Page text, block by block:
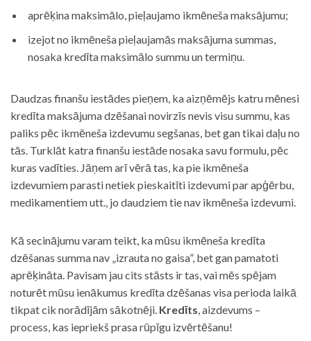
aprēķina maksimālo, pieļaujamo ikmēneša maksājumu;
izejot no ikmēneša pieļaujamās maksājuma summas,
nosaka kredīta maksimālo summu un termiņu.
Daudzas finanšu iestādes pieņem, ka aizņēmējs katru mēnesi
kredīta maksājuma dzēšanai novirzīs nevis visu summu, kas
paliks pēc ikmēneša izdevumu segšanas, bet gan tikai daļu no
tās. Turklāt katra finanšu iestāde nosaka savu formulu, pēc
kuras vadīties. Jāņem arī vērā tas, ka pie ikmēneša
izdevumiem parasti netiek pieskaitīti izdevumi par apģērbu,
medikamentiem utt., jo daudziem tie nav ikmēneša izdevumi.
Kā secinājumu varam teikt, ka mūsu ikmēneša kredīta
dzēšanas summa nav „izrauta no gaisa”, bet gan pamatoti
aprēķināta. Pavisam jau cits stāsts ir tas, vai mēs spējam
noturēt mūsu ienākumus kredīta dzēšanas visa perioda laikā
tikpat cik norādījām sākotnēji. Kredīts, aizdevums –
process, kas iepriekš prasa rūpīgu izvērtēšanu!